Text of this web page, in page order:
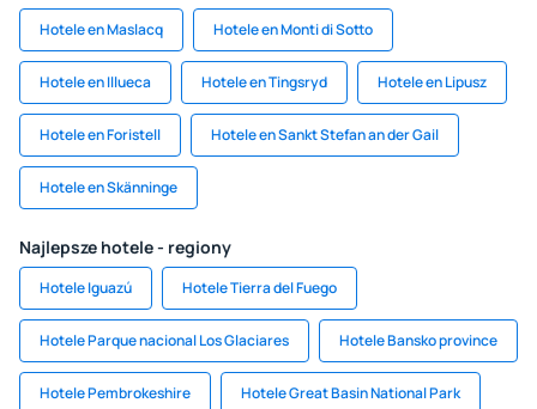
Hotele en Maslacq Hotele en Monti di Sotto
Hotele en Illueca Hotele en Tingsryd Hotele en Lipusz
Hotele en Foristell Hotele en Sankt Stefan an der Gail
Hotele en Skänninge
Najlepsze hotele - regiony
Hotele Iguazú Hotele Tierra del Fuego
Hotele Parque nacional Los Glaciares Hotele Bansko province
Hotele Pembrokeshire Hotele Great Basin National Park